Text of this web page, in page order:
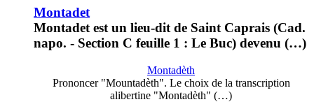
Montadet
Montadet est un lieu-dit de Saint Caprais (Cad.
napo. - Section C feuille 1 : Le Buc) devenu (…)
Montadèth
Prononcer "Mountadèth". Le choix de la transcription
alibertine "Montadèth" (…)